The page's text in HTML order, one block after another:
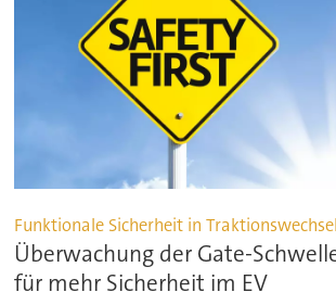
Funktionale Sicherheit in
Überwachung der Gate-
für mehr Sicherheit im EV